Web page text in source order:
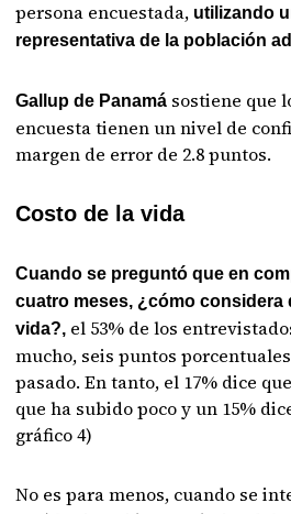
persona encuestada, utilizando
representativa de la población
Gallup de Panamá sostiene que
encuesta tienen un nivel de
margen de error de 2.8 puntos.
Costo de la vida
Cuando se preguntó que en
cuatro meses, ¿cómo considera
vida?, el 53% de los
mucho, seis puntos
pasado. En tanto, el 17% dice
que ha subido poco y un 15%
gráfico 4)
No es para menos, cuando se